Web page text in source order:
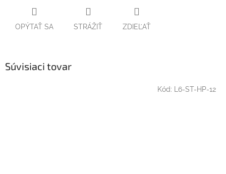
OPÝTAŤ SA STRÁŽIŤ ZDIEĽAŤ
Súvisiaci tovar
Kód: L6-ST-HP-12